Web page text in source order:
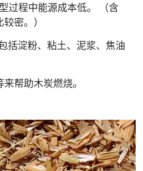
过程中能源成本低。 （含
密。）
括淀粉、粘土、泥浆、焦油
帮助木炭燃烧。